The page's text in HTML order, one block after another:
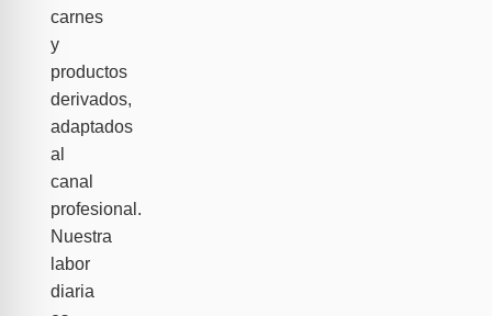
carnes
y
productos
derivados,
adaptados
al
canal
profesional.
Nuestra
labor
diaria